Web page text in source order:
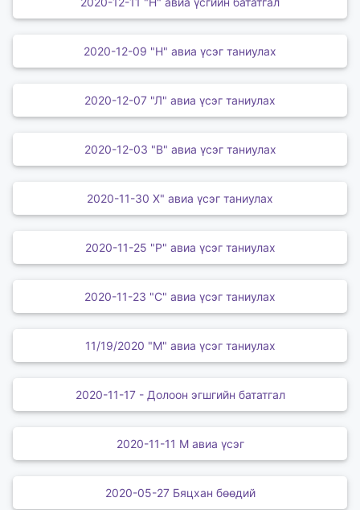
2020-12-09 "Н" авиа үсэг таниулах
2020-12-07 "Л" авиа үсэг таниулах
2020-12-03 "В" авиа үсэг таниулах
2020-11-30 Х" авиа үсэг таниулах
2020-11-25 "Р" авиа үсэг таниулах
2020-11-23 "С" авиа үсэг таниулах
11/19/2020 "М" авиа үсэг таниулах
2020-11-17 - Долоон эгшгийн бататгал
2020-11-11 М авиа үсэг
2020-05-27 Бяцхан бөөдий